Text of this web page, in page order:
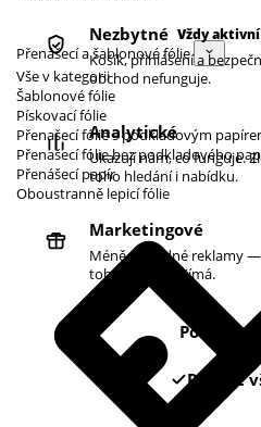
Přenášecí a šablonové fólie
Vše v kategorii
Šablonové fólie
Pískovací fólie
Přenašecí fólie s podkladovým
Přenašecí fólie bez podkladového
Přenášecí papír
Oboustranně lepicí fólie
Nezbytné Vždy aktivní
Košík, přihlášení a
obchod nefunguje.
Analytické
Ukazují nám, co funguje.
toho hledání i nabídku.
Marketingové
Méně náhodné reklamy
toho, co vás zajímá.
Pouze
Povolit